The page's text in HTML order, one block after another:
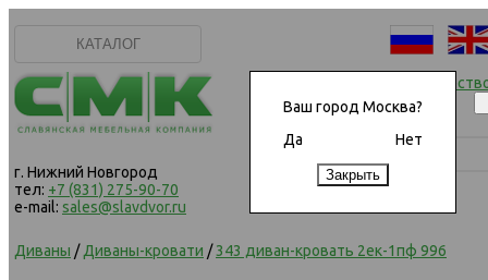
Ваш город Москва?
Да
Нет
КАТАЛОГ
г. Нижний Новгород
тел: +7 (831) 275-90-70
e-mail: sales@slavdvor.ru
Начать
Диваны /Диваны-кровати /343 диван-кровать 2ек-1пф 996